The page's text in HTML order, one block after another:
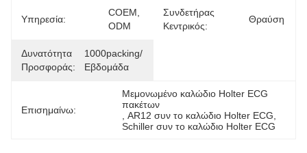
Υπηρεσία:
COEM,
ODM
Συνδετήρας
Κεντρικός:
Θραύση
Δυνατότητα
Προσφοράς:
1000packing/
Εβδομάδα
Επισημαίνω:
Μεμονωμένο καλώδιο Holter ECG
πακέτων
, AR12 συν το καλώδιο Holter ECG
Schiller συν το καλώδιο Holter ECG